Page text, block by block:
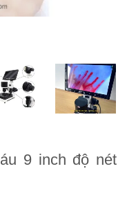
9 inch độ nét